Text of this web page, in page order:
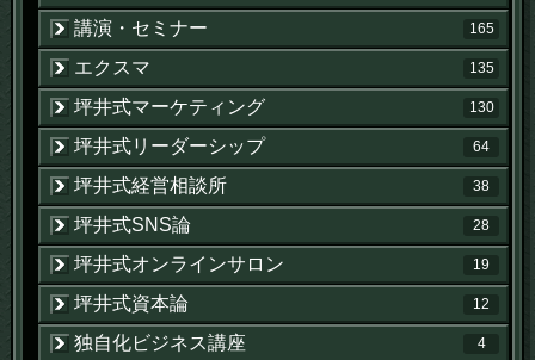
講演・セミナー 165
エクスマ 135
坪井式マーケティング 130
坪井式リーダーシップ 64
坪井式経営相談所 38
坪井式SNS論 28
坪井式オンラインサロン 19
坪井式資本論 12
独自化ビジネス講座 4